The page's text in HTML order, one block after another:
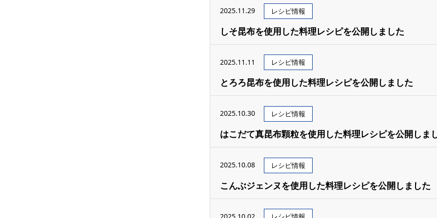
2025.11.29 レシピ情報
しそ昆布を使用した料理レシピを公開しました
2025.11.11 レシピ情報
とろろ昆布を使用した料理レシピを公開しました
2025.10.30 レシピ情報
はこだて真昆布顆粒を使用した料理レシピを公開しま
2025.10.08 レシピ情報
こんぶジェンヌを使用した料理レシピを公開しました